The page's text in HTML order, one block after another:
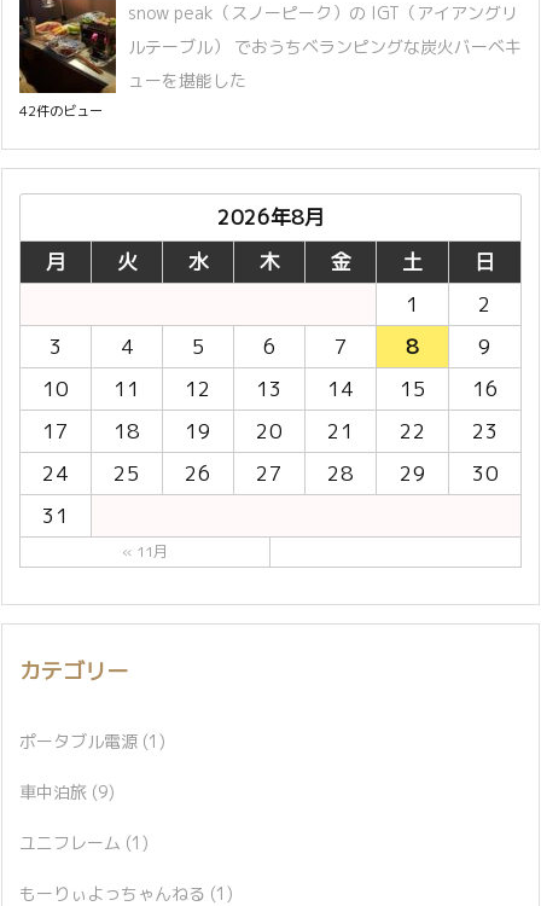
snow peak（スノーピーク）の IGT（アイアングリ
ルテーブル） でおうちベランピングな炭火バーベキ
ューを堪能した
42件のビュー
2026年8月
月
火 水 木 金 土
日
1
2
3
4 5 6 7 8
9
10
11 12 13 14 15
16
17
18 19 20 21 22
23
24
25 26 27 28 29
30
31
« 11月
カテゴリー
ポータブル電源 (1)
車中泊旅 (9)
ユニフレーム (1)
もーりぃよっちゃんねる (1)